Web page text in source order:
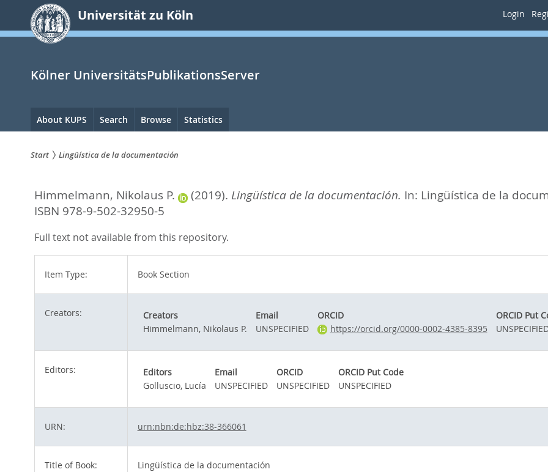
springen
Universität zu Köln Login
Kölner UniversitätsPublikationsServer
Hauptnavigation
About KUPS Search Browse Statistics
sind
hier:
Start Lingüística de la documentación
Himmelmann, Nikolaus P. (2019). Lingüística de la documentación. In: Lingüística de la
ISBN 978-9-502-32950-5
Full text not available from this repository.
Item Type: Book Section
Creators: Creators Email ORCID
ORCID Put
Himmelmann, Nikolaus P.
UNSPECIFIED https://orcid.org/0000-0002-4385-8395
Editors: Editors Email ORCID
ORCID Put Code
Golluscio, Lucía
UNSPECIFIED UNSPECIFIED UNSPECIFIED
URN: urn:nbn:de:hbz:38-366061
Title of Book: Lingüística de la documentación